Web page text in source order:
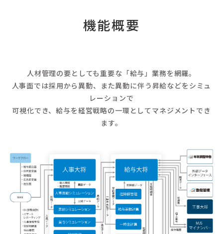
機能概要
人材管理の要としても重要な「給与」業務を網羅。
人事面では採用から異動、また異動に伴う昇給などをシミュ
レーションで
可視化でき、給与を経営戦略の一環としてマネジメントでき
ます。